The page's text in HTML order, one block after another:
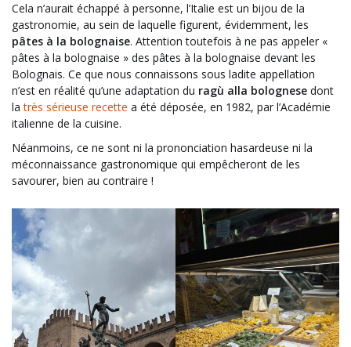
Cela n’aurait échappé à personne, l’Italie est un bijou de la
gastronomie, au sein de laquelle figurent, évidemment, les
pâtes à la bolognaise. Attention toutefois à ne pas appeler «
pâtes à la bolognaise » des pâtes à la bolognaise devant les
Bolognais. Ce que nous connaissons sous ladite appellation
n’est en réalité qu’une adaptation du ragù alla bolognese dont
latrès sérieuse recette a été déposée, en 1982, par l’Académie
italienne de la cuisine.
Néanmoins, ce ne sont ni la prononciation hasardeuse ni la
méconnaissance gastronomique qui empêcheront de les
savourer, bien au contraire !